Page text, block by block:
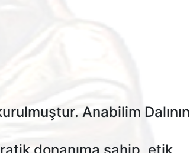
Anabilim Dalının